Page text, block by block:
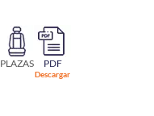
PLAZAS PDF
Descargar